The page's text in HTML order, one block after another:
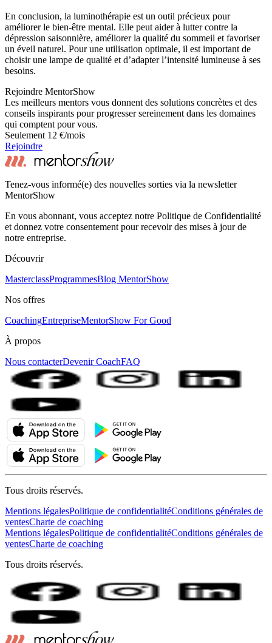
En conclusion, la luminothérapie est un outil précieux pour
améliorer le bien-être mental. Elle peut aider à lutter contre la
dépression saisonnière, améliorer la qualité du sommeil et favoriser
un éveil naturel. Pour une utilisation optimale, il est important de
choisir une lampe de qualité et d’adapter l’intensité lumineuse à ses
besoins.
Rejoindre MentorShow
Les meilleurs mentors vous donnent des solutions concrètes et des
conseils inspirants pour progresser sereinement dans les domaines
qui comptent pour vous.
Seulement 12 €/mois
Rejoindre
Tenez-vous informé(e) des nouvelles sorties via la newsletter
MentorShow
En vous abonnant, vous acceptez notre Politique de Confidentialité
et donnez votre consentement pour recevoir des mises à jour de
notre entreprise.
Découvrir
MasterclassProgrammesBlog MentorShow
Nos offres
CoachingEntrepriseMentorShow For Good
À propos
Nous contacterDevenir CoachFAQ
Tous droits réservés.
Mentions légalesPolitique de confidentialitéConditions générales de
ventesCharte de coaching
Mentions légalesPolitique de confidentialitéConditions générales de
ventesCharte de coaching
Tous droits réservés.